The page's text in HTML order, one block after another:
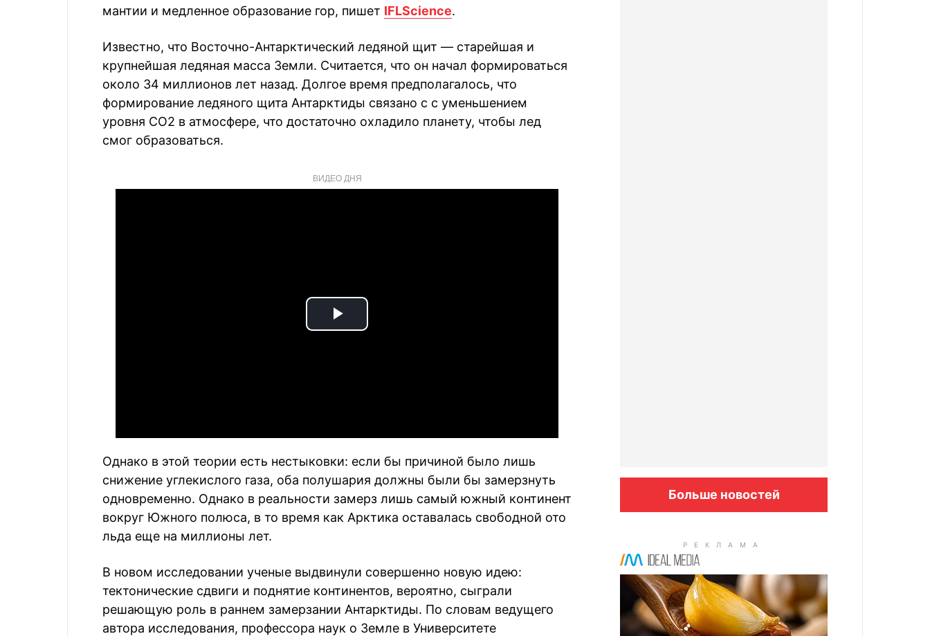
мантии и медленное образование гор, пишет IFLScience.
Известно, что Восточно-Антарктический ледяной щит — старейшая и
крупнейшая ледяная масса Земли. Считается, что он начал формироваться
около 34 миллионов лет назад. Долгое время предполагалось, что
формирование ледяного щита Антарктиды связано с с уменьшением
уровня CO2 в атмосфере, что достаточно охладило планету, чтобы лед
смог образоваться.
ВИДЕО ДНЯ
Play
Однако в этой теории есть нестыковки: если бы причиной было лишь
снижение углекислого газа, оба полушария должны были бы замерзнуть
одновременно. Однако в реальности замерз лишь самый южный континент
вокруг Южного полюса, в то время как Арктика оставалась свободной ото
льда еще на миллионы лет.
В новом исследовании ученые выдвинули совершенно новую идею:
тектонические сдвиги и поднятие континентов, вероятно, сыграли
решающую роль в раннем замерзании Антарктиды. По словам ведущего
автора исследования, профессора наук о Земле в Университете
Больше новостей